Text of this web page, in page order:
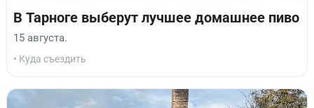
В Тарноге выберут лучшее домашнее пиво
15 августа.
• Куда съездить